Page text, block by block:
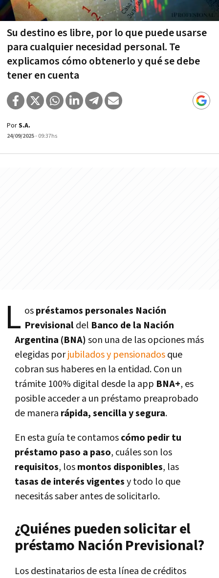
Su destino es libre, por lo que puede usarse
para cualquier necesidad personal. Te
explicamos cómo obtenerlo y qué se debe
tener en cuenta
PorS.A.
24/09/2025- 09:37hs
L ospréstamos personales Nación
Previsionaldel Banco de la Nación
Argentina (BNA)son una de las opciones más
elegidas porjubilados y pensionadosque
cobran sus haberes en la entidad. Con un
trámite 100% digital desde la app BNA+, es
posible acceder a un préstamo preaprobado
de manera rápida, sencilla y segura.
En esta guía te contamoscómo pedir tu
préstamo paso a paso, cuáles son los
requisitos, losmontos disponibles, las
tasas de interés vigentesy todo lo que
necesitás saber antes de solicitarlo.
¿Quiénes pueden solicitar el
préstamo Nación Previsional?
Los destinatarios de esta línea de créditos